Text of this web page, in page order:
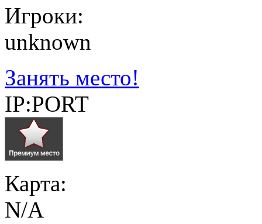
Игроки:
unknown
Занять место!
IP:PORT
Карта:
N/A